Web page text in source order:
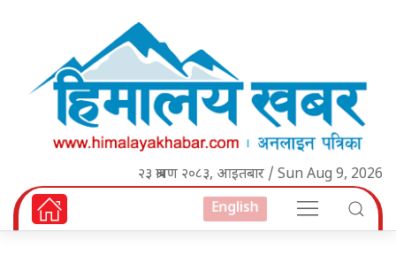
२३ श्रावण २०८३, आइतबार / Sun Aug 9, 2026
English